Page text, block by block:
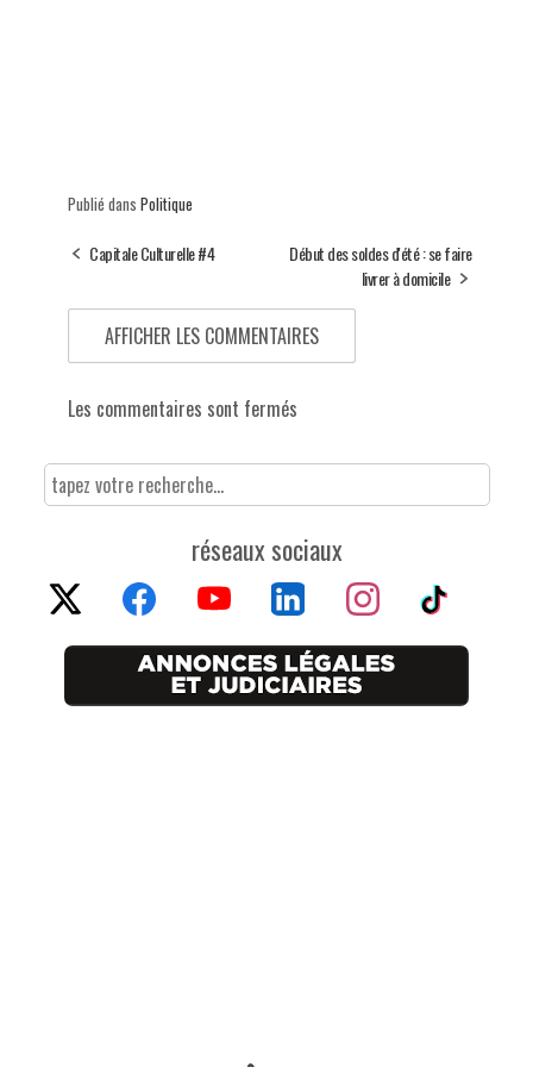
Publié dans Politique
Capitale Culturelle #4
Début des soldes d'été : se faire
livrer à domicile
AFFICHER LES COMMENTAIRES
Les commentaires sont fermés
réseaux sociaux